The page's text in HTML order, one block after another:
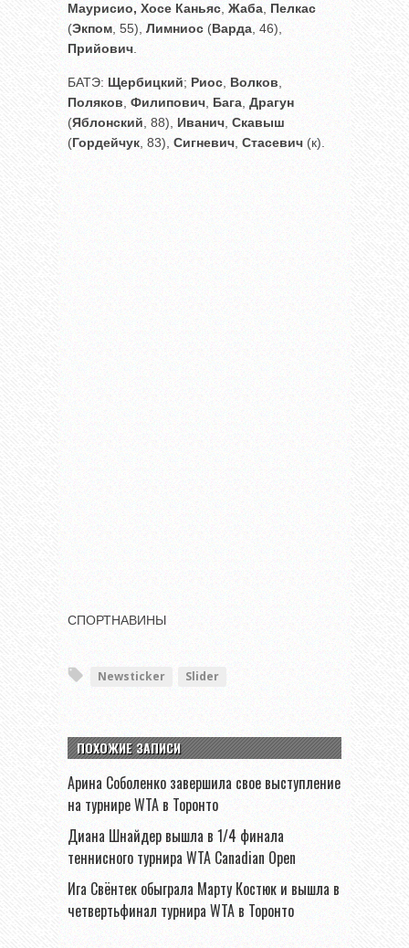
Маурисио, Хосе Каньяс Жаба Пелкас
(Экпом , 55), Лимниос (Варда , 46),
Прийович
БАТЭ: Щербицкий; Риос Волков
Поляков Филипович Бага Драгун
(Яблонский , 88), Иванич Скавыш
(Гордейчук , 83), Сигневич Стасевич (к).
СПОРТНАВИНЫ
Newsticker Slider
ПОХОЖИЕ ЗАПИСИ
Арина Соболенко завершила свое выступление
на турнире WTA в Торонто
Диана Шнайдер вышла в 1/4 финала
теннисного турнира WTA Canadian Open
Ига Свёнтек обыграла Марту Костюк и вышла в
четвертьфинал турнира WTA в Торонто